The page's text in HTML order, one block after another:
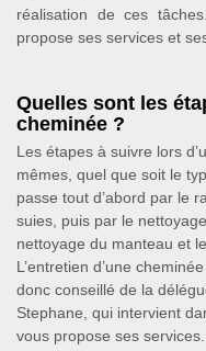
réalisation de ces
propose ses services et
Quelles sont les
cheminée ?
Les étapes à suivre lors
mêmes, quel que soit le
passe tout d’abord par le
suies, puis par le
nettoyage du manteau et
L’entretien d’une
donc conseillé de la
Stephane, qui intervient
vous propose ses services.